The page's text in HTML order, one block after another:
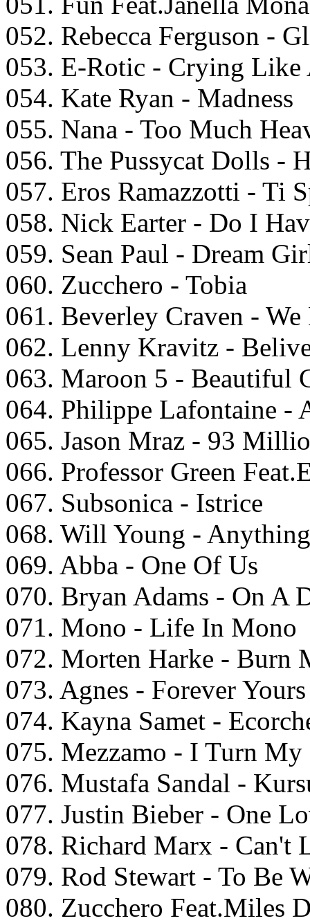
052. Rebecca Ferguson -
053. E-Rotic - Crying Like
054. Kate Ryan - Madness
055. Nana - Too Much
056. The Pussycat Dolls -
057. Eros Ramazzotti - Ti
058. Nick Earter - Do I
059. Sean Paul - Dream
060. Zucchero - Tobia
061. Beverley Craven - We
062. Lenny Kravitz -
063. Maroon 5 - Beautiful
064. Philippe Lafontaine -
065. Jason Mraz - 93
066. Professor Green
067. Subsonica - Istrice
068. Will Young -
069. Abba - One Of Us
070. Bryan Adams - On A
071. Mono - Life In Mono
072. Morten Harke - Burn
073. Agnes - Forever Yours
074. Kayna Samet -
075. Mezzamo - I Turn My
076. Mustafa Sandal -
077. Justin Bieber - One
078. Richard Marx - Can't
079. Rod Stewart - To Be
080. Zucchero Feat.Miles